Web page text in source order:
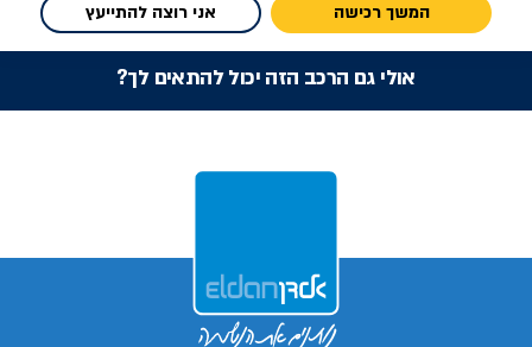
המשך רכישה אני רוצה להתייעץ
אולי גם הרכב הזה יכול להתאים לך?